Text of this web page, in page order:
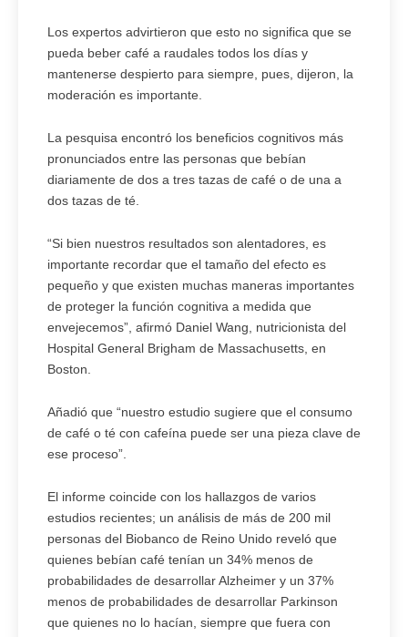
Los expertos advirtieron que esto no significa que se
pueda beber café a raudales todos los días y
mantenerse despierto para siempre, pues, dijeron, la
moderación es importante.
La pesquisa encontró los beneficios cognitivos más
pronunciados entre las personas que bebían
diariamente de dos a tres tazas de café o de una a
dos tazas de té.
“Si bien nuestros resultados son alentadores, es
importante recordar que el tamaño del efecto es
pequeño y que existen muchas maneras importantes
de proteger la función cognitiva a medida que
envejecemos”, afirmó Daniel Wang, nutricionista del
Hospital General Brigham de Massachusetts, en
Boston.
Añadió que “nuestro estudio sugiere que el consumo
de café o té con cafeína puede ser una pieza clave de
ese proceso”.
El informe coincide con los hallazgos de varios
estudios recientes; un análisis de más de 200 mil
personas del Biobanco de Reino Unido reveló que
quienes bebían café tenían un 34% menos de
probabilidades de desarrollar Alzheimer y un 37%
menos de probabilidades de desarrollar Parkinson
que quienes no lo hacían, siempre que fuera con